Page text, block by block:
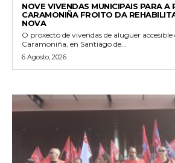
NOVE VIVENDAS MUNICIPAIS PARA A
CARAMONIÑA FROITO DA
NOVA
O proxecto de vivendas de aluguer accesible
Caramoniña, en Santiago de...
6 Agosto, 2026